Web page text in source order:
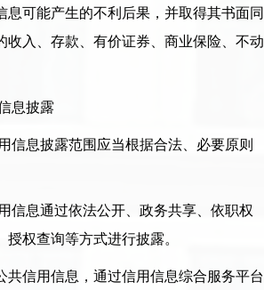
息可能产生的不利后果，并取得其书面同
收入、存款、有价证券、商业保险、不动
息披露
息披露范围应当根据合法、必要原则
息通过依法公开、政务共享、依职权
权查询等方式进行披露。
信用信息，通过信用信息综合服务平台